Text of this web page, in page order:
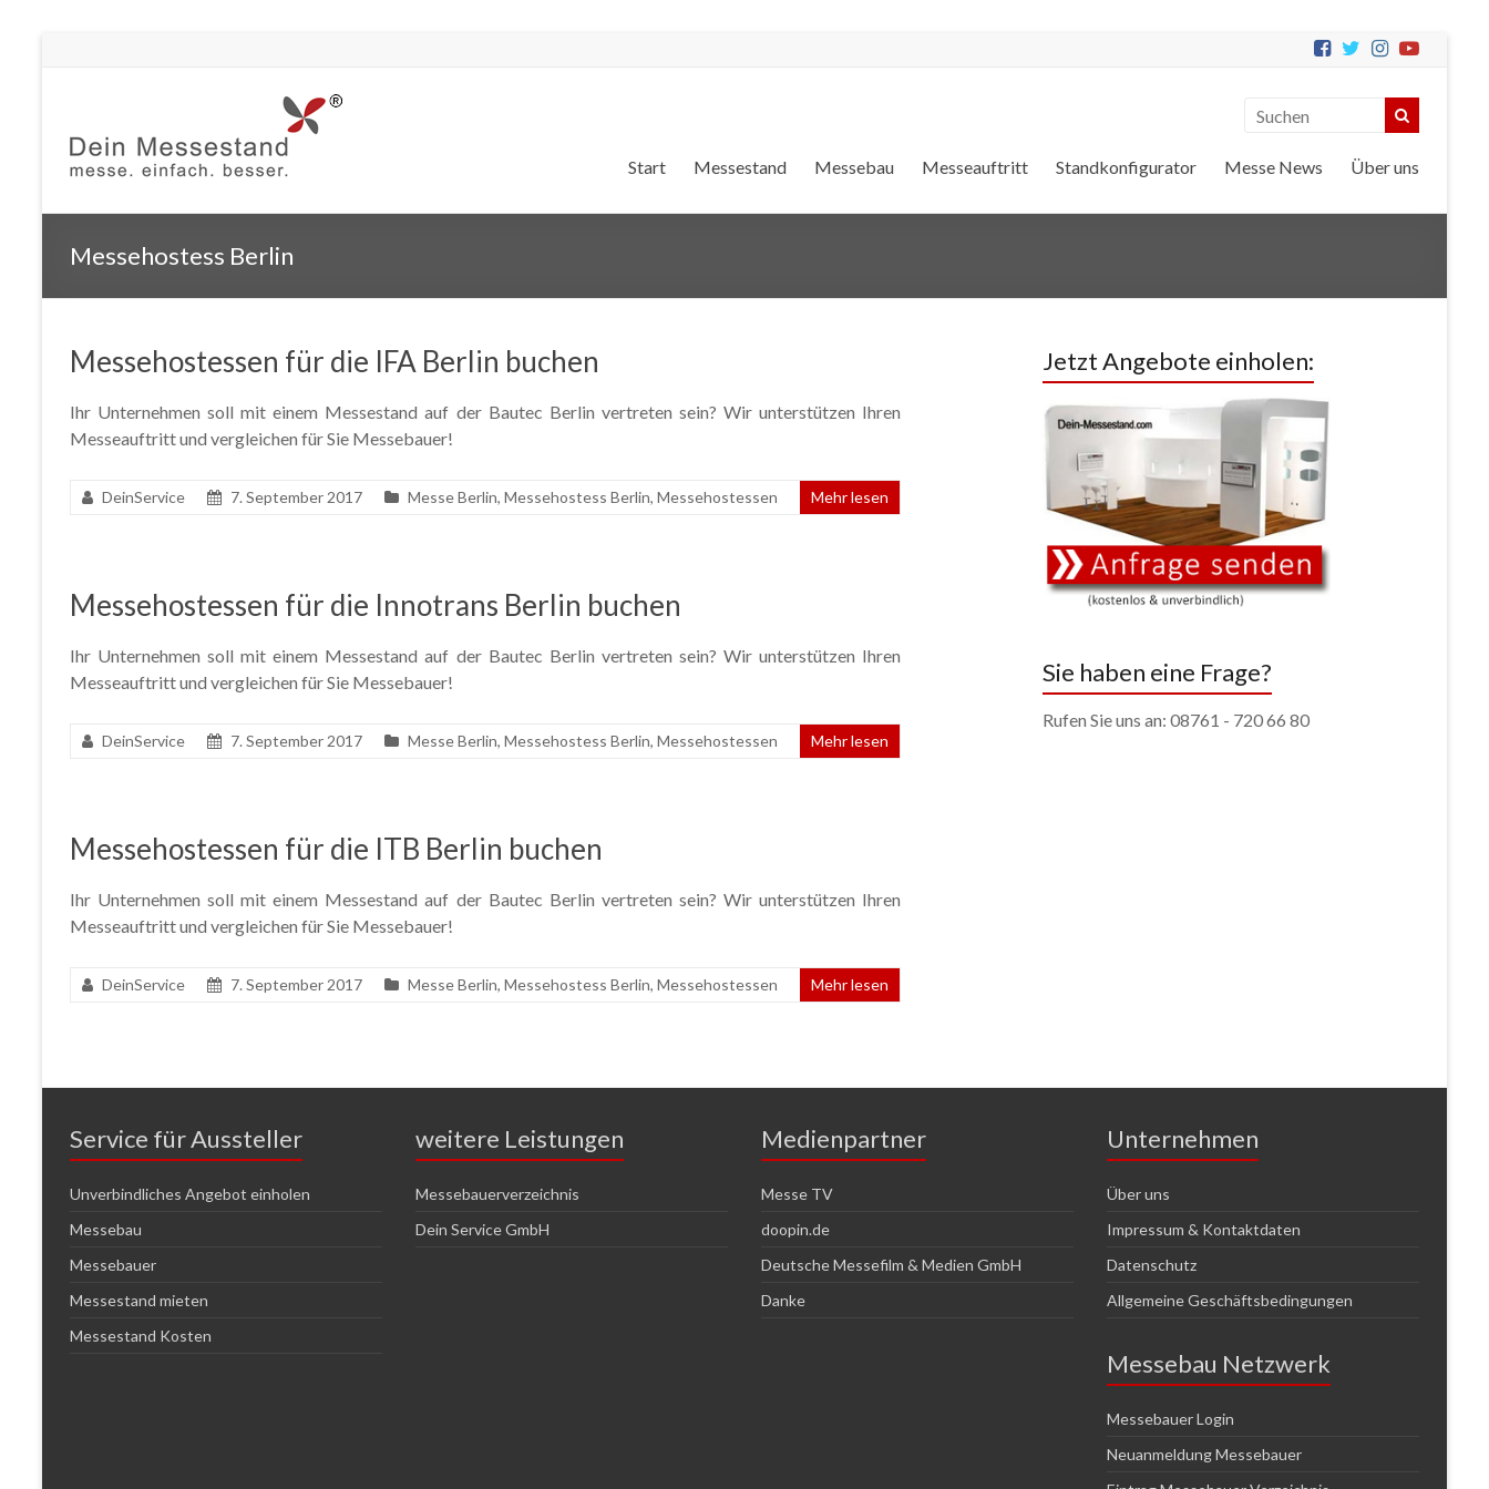
Start Messestand Messebau Messeauftritt Standkonfigurator Messe News Über uns
Messehostess Berlin
Messehostessen für die IFA Berlin buchen
Ihr Unternehmen soll mit einem Messestand auf der Bautec Berlin vertreten sein? Wir unterstützen Ihren
Messeauftritt und vergleichen für Sie Messebauer!
DeinService 7. September 2017 Messe Berlin, Messehostess Berlin, Messehostessen Mehr lesen
Messehostessen für die Innotrans Berlin buchen
Ihr Unternehmen soll mit einem Messestand auf der Bautec Berlin vertreten sein? Wir unterstützen Ihren
Messeauftritt und vergleichen für Sie Messebauer!
DeinService 7. September 2017 Messe Berlin, Messehostess Berlin, Messehostessen Mehr lesen
Messehostessen für die ITB Berlin buchen
Ihr Unternehmen soll mit einem Messestand auf der Bautec Berlin vertreten sein? Wir unterstützen Ihren
Messeauftritt und vergleichen für Sie Messebauer!
DeinService 7. September 2017 Messe Berlin, Messehostess Berlin, Messehostessen Mehr lesen
Jetzt Angebote einholen:
Sie haben eine Frage?
Rufen Sie uns an: 08761 - 720 66 80
Service für Aussteller
Unverbindliches Angebot einholen
Messebau
Messebauer
Messestand mieten
Messestand Kosten
weitere Leistungen
Messebauerverzeichnis
Dein Service GmbH
Medienpartner
Messe TV
doopin.de
Deutsche Messefilm & Medien GmbH
Danke
Unternehmen
Über uns
Impressum & Kontaktdaten
Datenschutz
Allgemeine Geschäftsbedingungen
Messebau Netzwerk
Messebauer Login
Neuanmeldung Messebauer